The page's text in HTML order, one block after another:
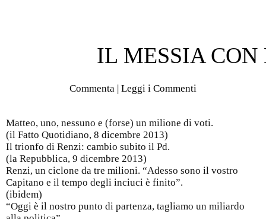
IL MESSIA CON
Commenta | Leggi i Commenti
Matteo, uno, nessuno e (forse) un milione di voti.
(il Fatto Quotidiano, 8 dicembre 2013)
Il trionfo di Renzi: cambio subito il Pd.
(la Repubblica, 9 dicembre 2013)
Renzi, un ciclone da tre milioni. “Adesso sono il vostro
Capitano e il tempo degli inciuci è finito”.
(ibidem)
“Oggi è il nostro punto di partenza, tagliamo un miliardo